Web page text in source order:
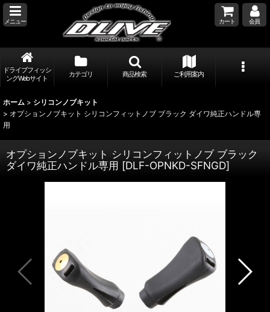
メニュー カート 会員
ドライブフィッシ
ングWebサイト
カテゴリ 商品検索 ご利用案内
ホーム > シリコンノブキット
> オプションノブキット シリコンフィットノブ ブラック ダイワ純正ハンドル専
用
オプションノブキット シリコンフィットノブ ブラック
ダイワ純正ハンドル専用 [DLF-OPNKD-SFNGD]